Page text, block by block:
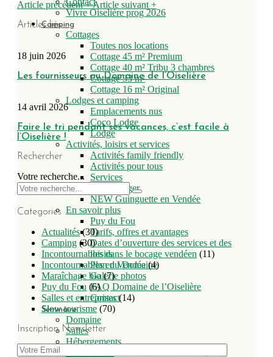
Vivre Oiselière prog 2026
Camping
Cottages
Toutes nos locations
Cottage 45 m² Premium
Cottage 40 m² Tribu 3 chambres
Cottage 33 m²
Cottage 16 m² Original
Lodges et camping
Emplacements nus
Coco Lodge
Lodge
Activités, loisirs et services
Activités family friendly
Activités pour tous
Services
Bien manger
NEW Guinguette en Vendée
En savoir plus
Puy du Fou
Tarifs, offres et avantages
Dates d’ouverture des services et des
loisirs
Plan du Domaine
Galerie photos
FAQ Domaine de l’Oiselière
Contact
Séminaire
Domaine
Salles
Hébergements
Article précédent +Article suivant +
Articles liés
18 juin 2026
Les fournisseurs au Domaine de l’Oiselière
14 avril 2026
Faire le tri pendant ses vacances, c’est facile à
l’Oiselière !
Rechercher
Votre recherche...
Categories
Actualités(30)
Camping (30)
Incontournables dans le bocage vendéen (11)
Incontournables en Vendée(4)
Maraîchage bio(7)
Puy du Fou (6)
Salles et entreprises(14)
Slow tourisme (70)
Inscription Newsletter